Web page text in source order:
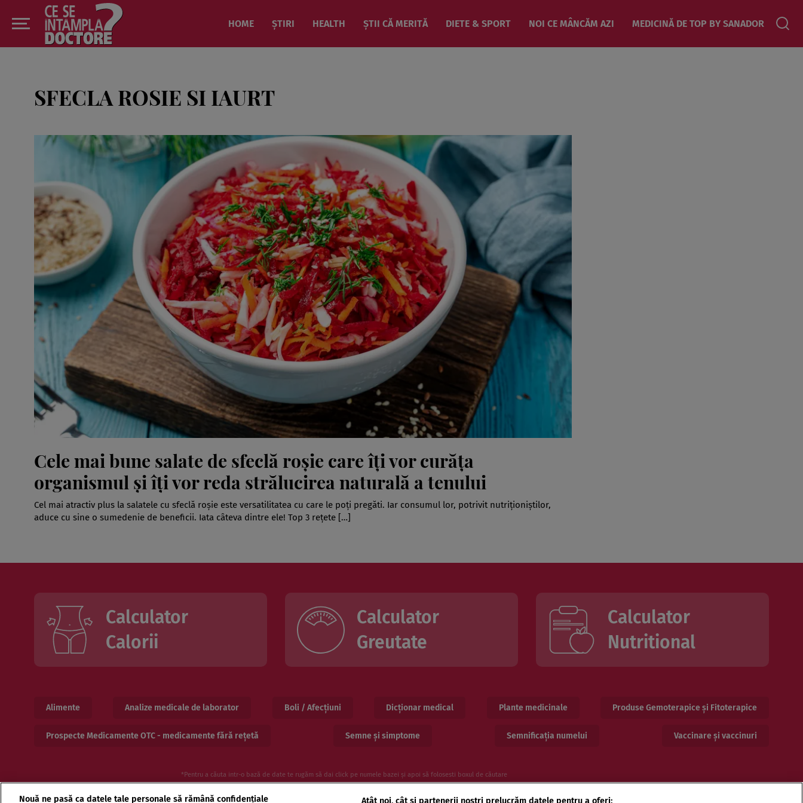
HOME ȘTIRI HEALTH ȘTII CĂ MERITĂ DIETE & SPORT NOI CE MÂNCĂM AZI MEDICINĂ DE TOP BY SANADOR
SFECLA ROSIE SI IAURT
Cele mai bune salate de sfeclă roșie care îți vor curăța
organismul și îți vor reda strălucirea naturală a tenului
Cel mai atractiv plus la salatele cu sfeclă roșie este versatilitatea cu care le poți pregăti. Iar consumul lor, potrivit nutriționiștilor,
aduce cu sine o sumedenie de beneficii. Iata câteva dintre ele! Top 3 rețete […]
Calculator
Calorii
Calculator
Greutate
Calculator
Nutritional
Alimente Analize medicale de laborator Boli / Afecțiuni Dicționar medical Plante medicinale Produse Gemoterapice și Fitoterapice
Prospecte Medicamente OTC - medicamente fără rețetă Semne și simptome Semnificația numelui Vaccinare și vaccinuri
*Pentru a căuta intr-o bază de date te rugăm să dai click pe numele bazei și apoi să folosesti boxul de căutare
Nouă ne pasă ca datele tale personale să rămână confidențiale Atât noi, cât și partenerii noștri prelucrăm datele pentru a oferi: